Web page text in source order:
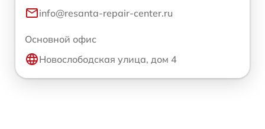
info@resanta-repair-center.ru
Основной офис
Новослободская улица, дом 4